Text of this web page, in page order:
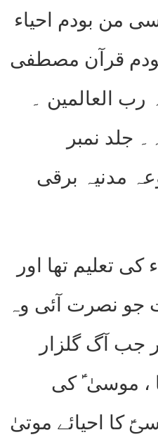
من بودم احیاء
قرآن مصطفی
رب العالمین ۔
جلد نمبر
مطبوعہ مدنیہ برقی
تعلیم تھا اور
جو نصرت آئی وہ
جب آگ گلزار
، موسیٰ ؑ کی
کا احیائے موتیٰ